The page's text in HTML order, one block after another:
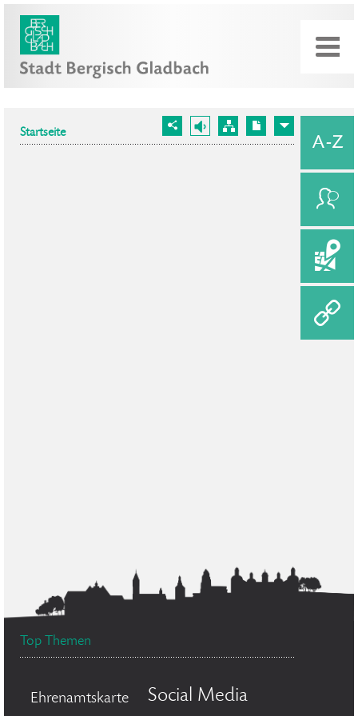
Startseite
Top Themen
Ehrenamtskarte Social Media